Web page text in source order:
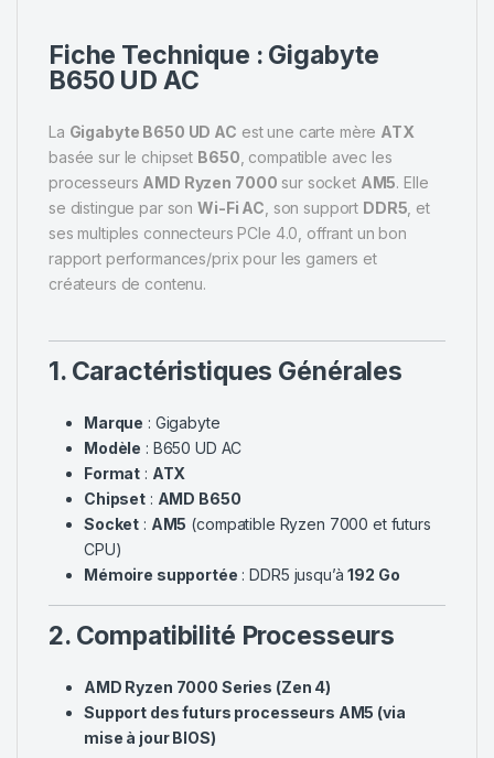
Fiche Technique : Gigabyte
B650 UD AC
La Gigabyte B650 UD AC est une carte mère ATX
basée sur le chipset B650 , compatible avec les
processeurs AMD Ryzen 7000 sur socket AM5. Elle
se distingue par sonWi-Fi AC , son support DDR5 , et
ses multiples connecteurs PCIe 4.0, offrant un bon
rapport performances/prix pour les gamers et
créateurs de contenu.
1. Caractéristiques Générales
Marque : Gigabyte
Modèle : B650 UD AC
Format : ATX
Chipset : AMD B650
Socket : AM5 (compatible Ryzen 7000 et futurs
CPU)
Mémoire supportée : DDR5 jusqu’à192 Go
2. Compatibilité Processeurs
AMD Ryzen 7000 Series (Zen 4)
Support des futurs processeurs AM5 (via
mise à jour BIOS)